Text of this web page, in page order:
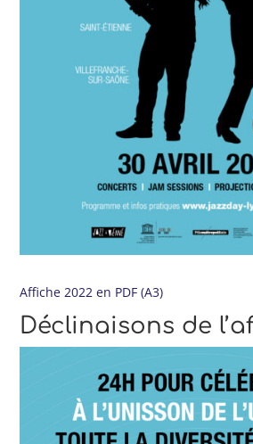
Affiche 2022 en PDF (A3)
Déclinaisons de